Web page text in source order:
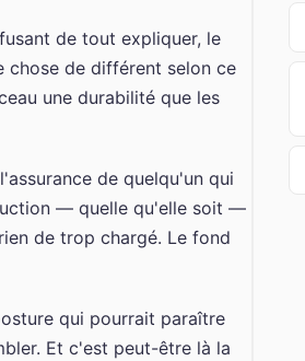
de tout expliquer, le
chose de différent selon ce
une durabilité que les
de quelqu'un qui
— quelle qu'elle soit —
de trop chargé. Le fond
qui pourrait paraître
Et c'est peut-être là la